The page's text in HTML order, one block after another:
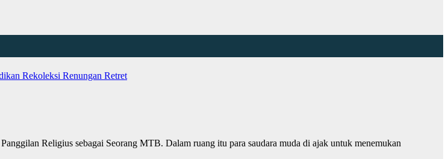
Rekoleksi Renungan Retret
Religius sebagai Seorang MTB. Dalam ruang itu para saudara muda di ajak untuk menemukan